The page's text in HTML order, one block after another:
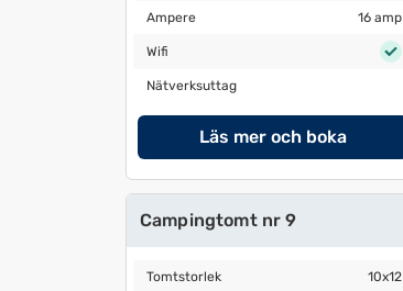
Ampere 16 amp
Ampere 16 amp
WifiWifi
Nätverksuttag
Nätverksuttag
Läs mer och boka
Campingtomt nr 9
Tomtstorlek
Tomtstorlek 10x12